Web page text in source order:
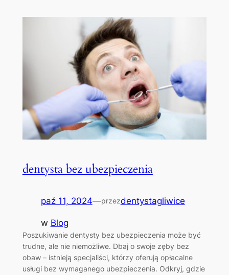
dentysta bez ubezpieczenia
paź 11, 2024—przezdentystagliwice
w Blog
Poszukiwanie dentysty bez ubezpieczenia może być
trudne, ale nie niemożliwe. Dbaj o swoje zęby bez
obaw – istnieją specjaliści, którzy oferują opłacalne
usługi bez wymaganego ubezpieczenia. Odkryj, gdzie